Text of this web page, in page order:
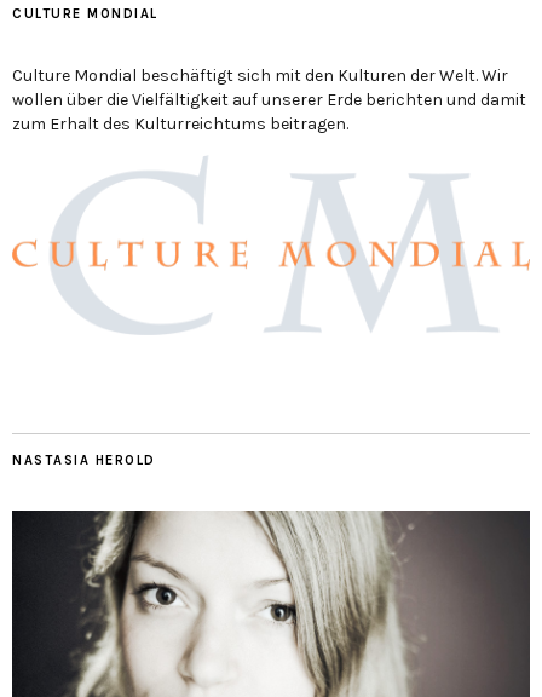
CULTURE MONDIAL
Culture Mondial beschäftigt sich mit den Kulturen der Welt. Wir
wollen über die Vielfältigkeit auf unserer Erde berichten und damit
zum Erhalt des Kulturreichtums beitragen.
NASTASIA HEROLD